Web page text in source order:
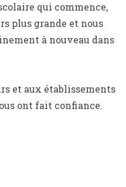
qui commence,
plus grande et nous
à nouveau dans
et aux établissements
ont fait confiance.